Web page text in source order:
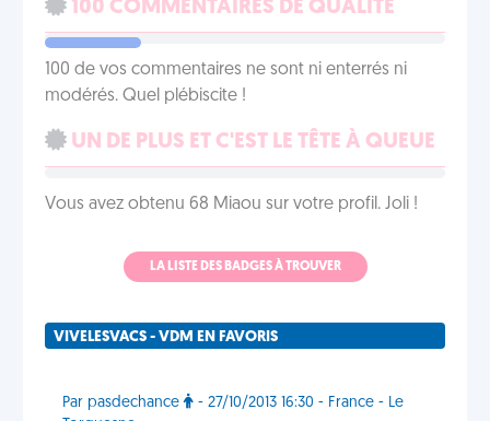
100 COMMENTAIRES DE QUALITÉ
100 de vos commentaires ne sont ni enterrés ni
modérés. Quel plébiscite !
UN DE PLUS ET C'EST LE TÊTE À QUEUE
Vous avez obtenu 68 Miaou sur votre profil. Joli !
LA LISTE DES BADGES À TROUVER
VIVELESVACS - VDM EN FAVORIS
Par pasdechance
- 27/10/2013 16:30 - France - Le